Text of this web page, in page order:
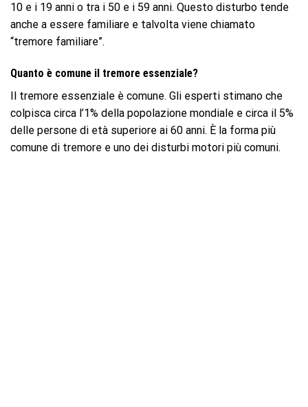
10 e i 19 anni o tra i 50 e i 59 anni. Questo disturbo tende
anche a essere familiare e talvolta viene chiamato
“tremore familiare”.
Quanto è comune il tremore essenziale?
Il tremore essenziale è comune. Gli esperti stimano che
colpisca circa l’1% della popolazione mondiale e circa il 5%
delle persone di età superiore ai 60 anni. È la forma più
comune di tremore e uno dei disturbi motori più comuni.